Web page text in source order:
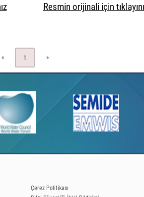
Resmin orijinali için
« 1 »
Çerez Politikası